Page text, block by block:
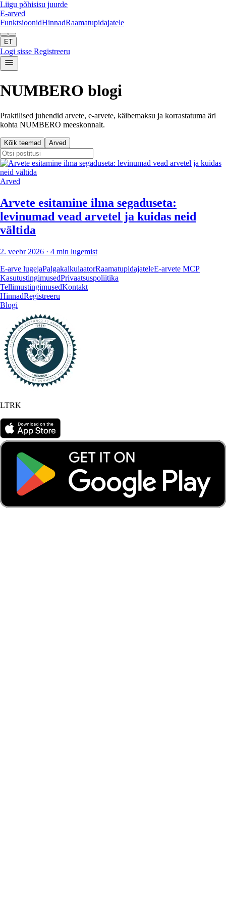
Liigu põhisisu juurde
E-arved
FunktsioonidHinnadRaamatupidajatele
ET
Logi sisse Registreeru
NUMBERO blogi
Praktilised juhendid arvete, e-arvete, käibemaksu ja korrastatuma äri
kohta NUMBERO meeskonnalt.
Kõik teemad Arved
Arved
Arvete esitamine ilma segaduseta:
levinumad vead arvetel ja kuidas neid
vältida
2. veebr 2026 · 4 min lugemist
E-arve lugejaPalgakalkulaatorRaamatupidajateleE-arvete MCP
KasutustingimusedPrivaatsuspoliitika
TellimustingimusedKontakt
HinnadRegistreeru
Blogi
LTRK